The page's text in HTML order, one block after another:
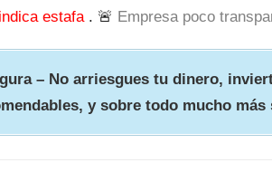
estafa . 🚨 Empresa poco
– No arriesgues tu dinero,
y sobre todo mucho más